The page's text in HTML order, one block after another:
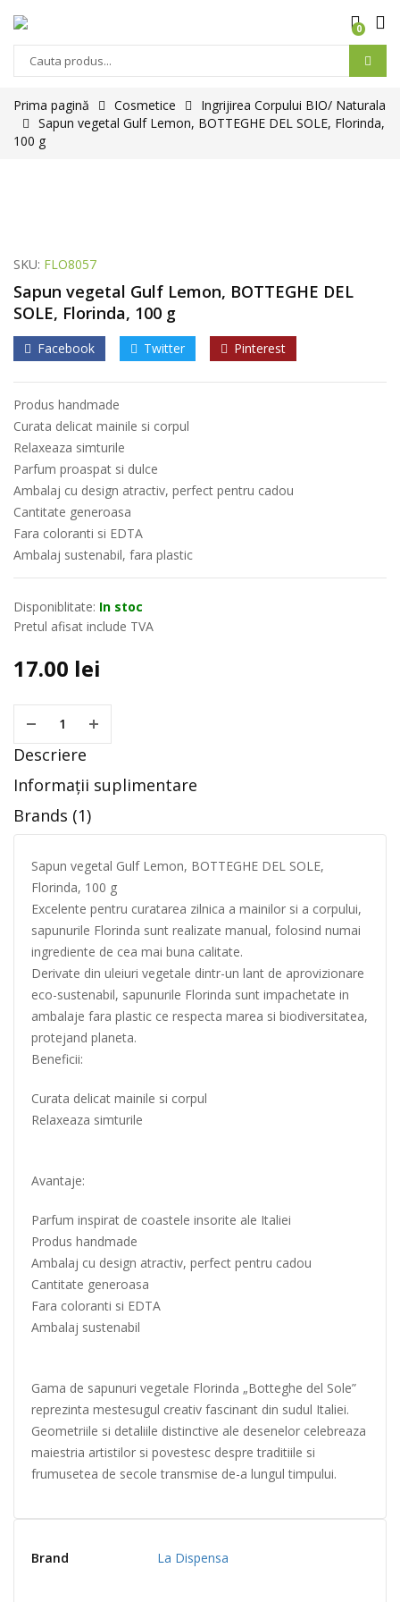
0
Prima pagină Cosmetice
Ingrijirea Corpului BIO/ Naturala
Sapun vegetal Gulf Lemon, BOTTEGHE DEL SOLE, Florinda,
100 g
SKU: FLO8057
Sapun vegetal Gulf Lemon, BOTTEGHE DEL
SOLE, Florinda, 100 g
Facebook Twitter Pinterest
Produs handmade
Curata delicat mainile si corpul
Relaxeaza simturile
Parfum proaspat si dulce
Ambalaj cu design atractiv, perfect pentru cadou
Cantitate generoasa
Fara coloranti si EDTA
Ambalaj sustenabil, fara plastic
Disponiblitate: In stoc
Pretul afisat include TVA
17.00 lei
Descriere
Informații suplimentare
Brands (1)
Sapun vegetal Gulf Lemon, BOTTEGHE DEL SOLE,
Florinda, 100 g
Excelente pentru curatarea zilnica a mainilor si a corpului,
sapunurile Florinda sunt realizate manual, folosind numai
ingrediente de cea mai buna calitate.
Derivate din uleiuri vegetale dintr-un lant de aprovizionare
eco-sustenabil, sapunurile Florinda sunt impachetate in
ambalaje fara plastic ce respecta marea si biodiversitatea,
protejand planeta.
Beneficii:
Curata delicat mainile si corpul
Relaxeaza simturile
Avantaje:
Parfum inspirat de coastele insorite ale Italiei
Produs handmade
Ambalaj cu design atractiv, perfect pentru cadou
Cantitate generoasa
Fara coloranti si EDTA
Ambalaj sustenabil
Gama de sapunuri vegetale Florinda „Botteghe del Sole”
reprezinta mestesugul creativ fascinant din sudul Italiei.
Geometriile si detaliile distinctive ale desenelor celebreaza
maiestria artistilor si povestesc despre traditiile si
frumusetea de secole transmise de-a lungul timpului.
Brand La Dispensa